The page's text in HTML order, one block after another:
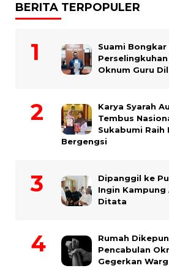
BERITA TERPOPULER
Suami Bongkar
Oknum Guru
Karya Syarah
Tembus
Sukabumi Raih
Bergengsi
Dipanggil ke
Ingin
Ditata
Rumah
Pencabulan
Gegerkan